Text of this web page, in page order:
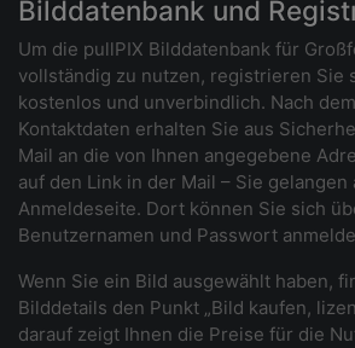
Bilddatenbank und
Um die pullPIX Bilddatenbank für
vollständig zu nutzen, registrieren Sie
kostenlos und unverbindlich. Nach
Kontaktdaten erhalten Sie aus
Mail an die von Ihnen angegebene
auf den Link in der Mail – Sie
Anmeldeseite. Dort können Sie sich
Benutzernamen und Passwort
Wenn Sie ein Bild ausgewählt haben,
Bilddetails den Punkt „Bild kaufen,
darauf zeigt Ihnen die Preise für die